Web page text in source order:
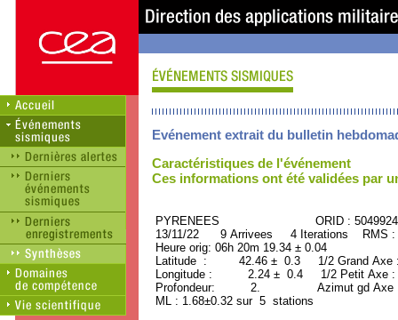
Evénement extrait du bulletin
Caractéristiques de l'événement
Ces informations ont été validées par
PYRENEES ORID : 5049924
13/11/22 9 Arrivees 4 Iterations RMS :
Heure orig: 06h 20m 19.34 ± 0.04
Latitude : 42.46 ± 0.3 1/2 Grand
Longitude : 2.24 ± 0.4 1/2 Petit Axe
Profondeur: 2. Azimut gd Axe :
ML : 1.68±0.32 sur 5 stations